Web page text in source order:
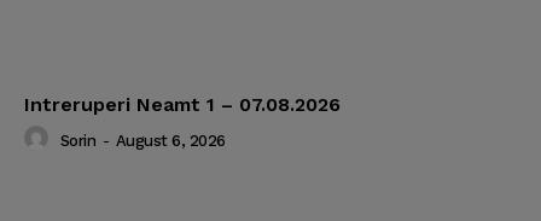
Intreruperi Neamt 1 – 07.08.2026
Sorin - August 6, 2026